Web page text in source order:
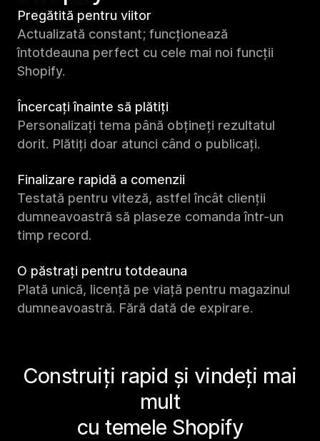
Pregătită pentru viitor
Actualizată constant; funcționează
întotdeauna perfect cu cele mai noi funcții
Shopify.
Încercați înainte să plătiți
Personalizați tema până obțineți rezultatul
dorit. Plătiți doar atunci când o publicați.
Finalizare rapidă a comenzii
Testată pentru viteză, astfel încât clienții
dumneavoastră să plaseze comanda într-un
timp record.
O păstrați pentru totdeauna
Plată unică, licență pe viață pentru magazinul
dumneavoastră. Fără dată de expirare.
Construiți rapid și vindeți mai
mult
cu temele Shopify